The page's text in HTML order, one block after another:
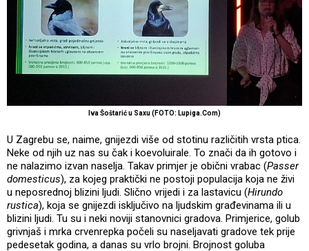
Iva Šoštarić u Saxu (FOTO: Lupiga.Com)
U Zagrebu se, naime, gnijezdi više od stotinu različitih vrsta ptica.
Neke od njih uz nas su čak i koevoluirale. To znači da ih gotovo i
ne nalazimo izvan naselja. Takav primjer je obični vrabac (Passer
domesticus), za kojeg praktički ne postoji populacija koja ne živi
u neposrednoj blizini ljudi. Slično vrijedi i za lastavicu (Hirundo
rustica), koja se gnijezdi isključivo na ljudskim građevinama ili u
blizini ljudi. Tu su i neki noviji stanovnici gradova. Primjerice, golub
grivnjaš i mrka crvenrepka počeli su naseljavati gradove tek prije
pedesetak godina, a danas su vrlo brojni. Brojnost goluba